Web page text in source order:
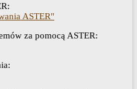
ASTER"
za pomocą ASTER: